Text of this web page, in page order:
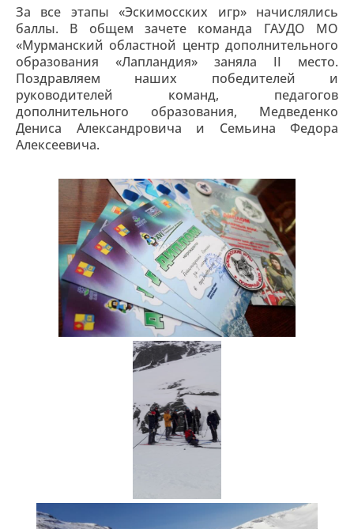
За все этапы «Эскимосских игр» начислялись
баллы. В общем зачете команда ГАУДО МО
«Мурманский областной центр дополнительного
образования «Лапландия» заняла II место.
Поздравляем наших победителей и
руководителей команд, педагогов
дополнительного образования, Медведенко
Дениса Александровича и Семьина Федора
Алексеевича.